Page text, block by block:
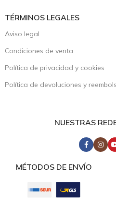
TÉRMINOS LEGALES
Aviso legal
Condiciones de venta
Política de privacidad y cookies
Política de devoluciones y
MÉTODOS DE ENVÍO
NUESTRAS